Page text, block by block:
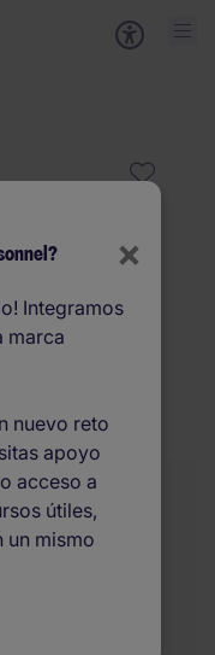
sector
×
Integramos
marca
nuevo reto
apoyo
acceso a
útiles,
un mismo